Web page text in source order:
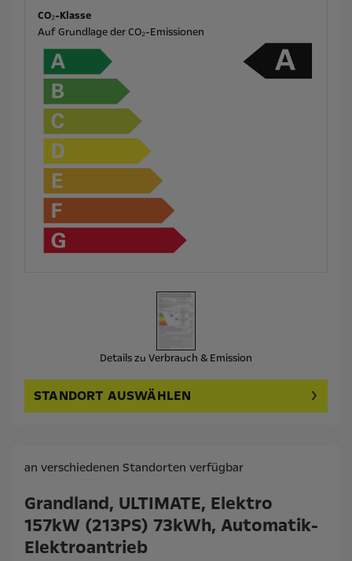
CO₂-Klasse
Auf Grundlage der CO₂-Emissionen
Details zu Verbrauch & Emission
STANDORT AUSWÄHLEN
Grandland, ULTIMATE, Elektro
157kW (213PS) 73kWh, Automatik-
Elektroantrieb
an verschiedenen Standorten verfügbar